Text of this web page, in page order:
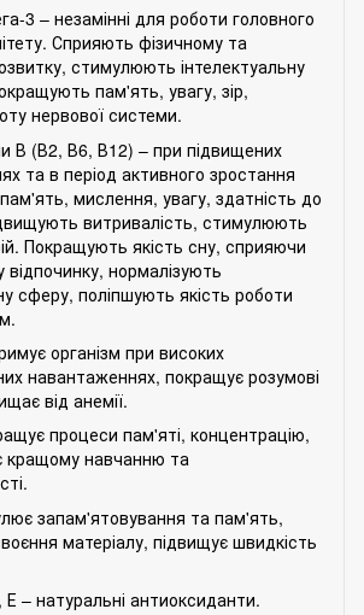
3 – незамінні для роботи головного
Сприяють фізичному та
стимулюють інтелектуальну
пам'ять, увагу, зір,
нервової системи.
В (В2, В6, В12) – при підвищених
та в період активного зростання
мислення, увагу, здатність до
витривалість, стимулюють
Покращують якість сну, сприяючи
відпочинку, нормалізують
сферу, поліпшують якість роботи
організм при високих
навантаженнях, покращує розумові
від анемії.
процеси пам'яті, концентрацію,
кращому навчанню та
запам'ятовування та пам'ять,
матеріалу, підвищує швидкість
Е – натуральні антиоксиданти.